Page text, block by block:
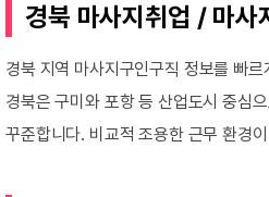
경북 마사지취업 / 마사
경북 지역 마사지구인구직 정보를 빠르
경북은 구미와 포항 등 산업도시 중심
꾸준합니다. 비교적 조용한 근무 환경